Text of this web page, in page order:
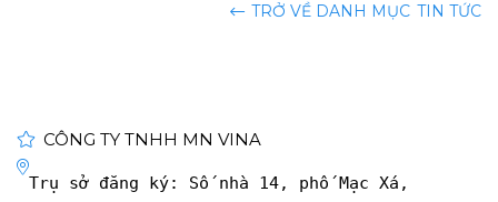
TRỞ VỀ DANH MỤC TIN TỨC
CÔNG TY TNHH MN VINA
Trụ sở đăng ký: Số nhà 14, phố Mạc Xá,